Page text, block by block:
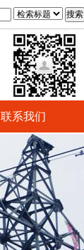
搜索
联系我们